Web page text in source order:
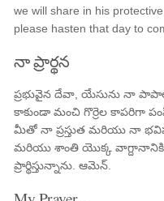
we will share in his
please hasten that day to
నా ప్రార్థన
ప్రభువైన దేవా, యేసును నా
కాకుండా మంచి గొర్రెల కాపరిగా
మీతో నా ప్రస్తుత మరియు నా
మరియు శాంతి యొక్క
ప్రార్థిస్తున్నాను. ఆమెన్.